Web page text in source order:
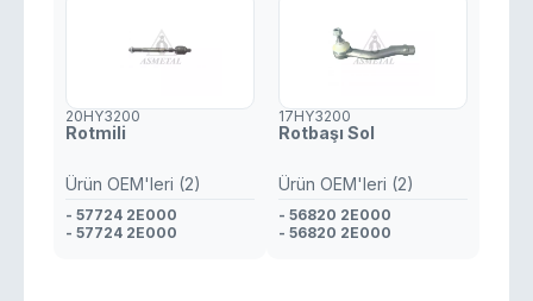
20HY3200
Rotmili
Ürün OEM'leri (2)
- 57724 2E000
- 57724 2E000
17HY3200
Rotbaşı Sol
Ürün OEM'leri (2)
- 56820 2E000
- 56820 2E000